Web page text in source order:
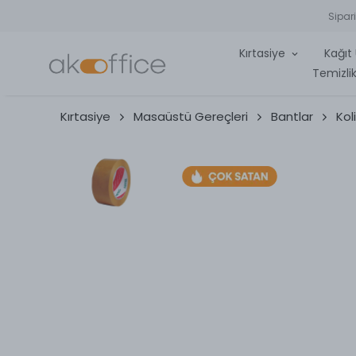
Kırtasiye
Kırtasiye Masaüstü Gereçleri Bantlar